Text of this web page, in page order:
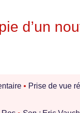
d’un
• Prise de vue